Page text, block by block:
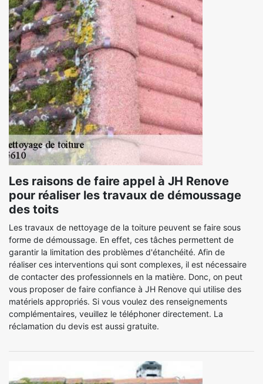
Les raisons de faire appel à JH Renove
pour réaliser les travaux de démoussage
des toits
Les travaux de nettoyage de la toiture peuvent se faire sous
forme de démoussage. En effet, ces tâches permettent de
garantir la limitation des problèmes d'étanchéité. Afin de
réaliser ces interventions qui sont complexes, il est nécessaire
de contacter des professionnels en la matière. Donc, on peut
vous proposer de faire confiance à JH Renove qui utilise des
matériels appropriés. Si vous voulez des renseignements
complémentaires, veuillez le téléphoner directement. La
réclamation du devis est aussi gratuite.